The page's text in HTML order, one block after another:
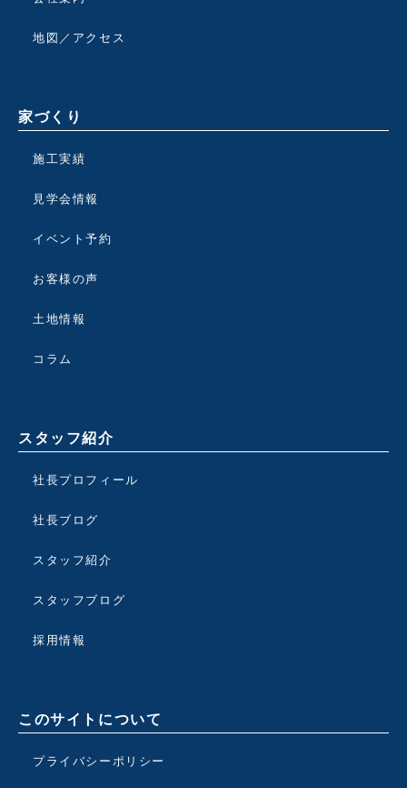
地図／アクセス
家づくり
施工実績
見学会情報
イベント予約
お客様の声
土地情報
コラム
スタッフ紹介
社長プロフィール
社長ブログ
スタッフ紹介
スタッフブログ
採用情報
このサイトについて
プライバシーポリシー